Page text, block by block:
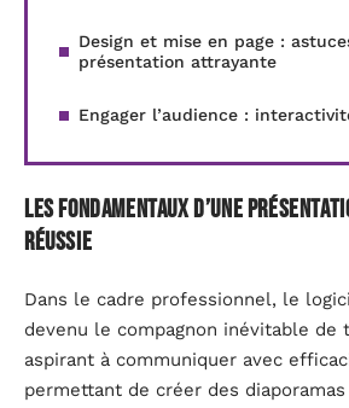
Design et mise en page :
présentation attrayante
Engager l’audience :
Les fondamentaux d’une
réussie
Dans le cadre professionnel, le
devenu le compagnon inévitable de
aspirant à communiquer avec
permettant de créer des